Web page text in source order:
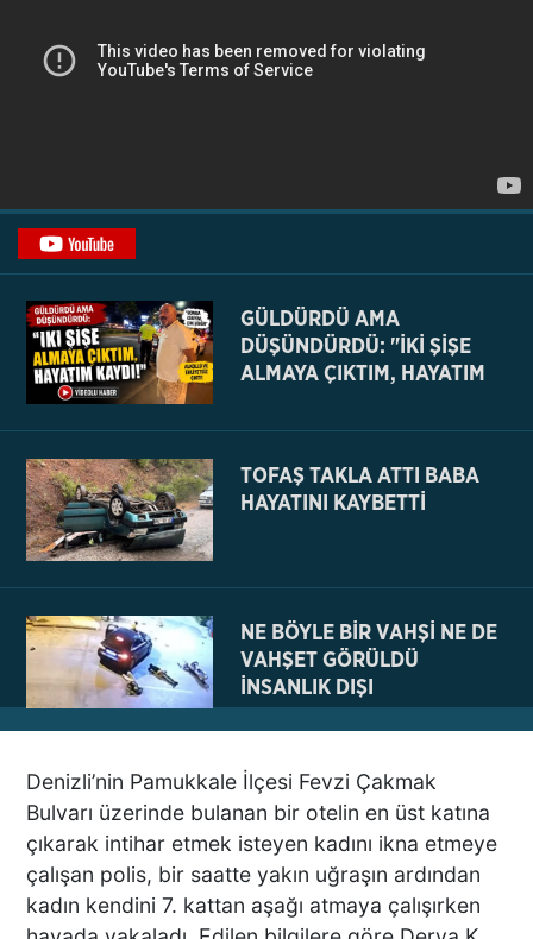
GÜLDÜRDÜ AMA
DÜŞÜNDÜRDÜ: "İKİ ŞİŞE
ALMAYA ÇIKTIM, HAYATIM
TOFAŞ TAKLA ATTI BABA
HAYATINI KAYBETTİ
NE BÖYLE BİR VAHŞİ NE DE
VAHŞET GÖRÜLDÜ
İNSANLIK DIŞI
AZRAİL’E “ELDEN SONRA
GEL” DEDİ! OKEYE DEVAM
ETTİ
Denizli’nin Pamukkale İlçesi Fevzi Çakmak
Bulvarı üzerinde bulanan bir otelin en üst katına
çıkarak intihar etmek isteyen kadını ikna etmeye
çalışan polis, bir saatte yakın uğraşın ardından
kadın kendini 7. kattan aşağı atmaya çalışırken